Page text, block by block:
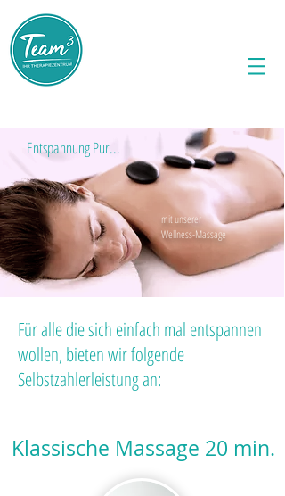
Entspannung Pur...
mit unserer
Wellness-Massage
Für alle die sich einfach mal entspannen
wollen, bieten wir folgende
Selbstzahlerleistung an:
Klassische Massage 20 min.